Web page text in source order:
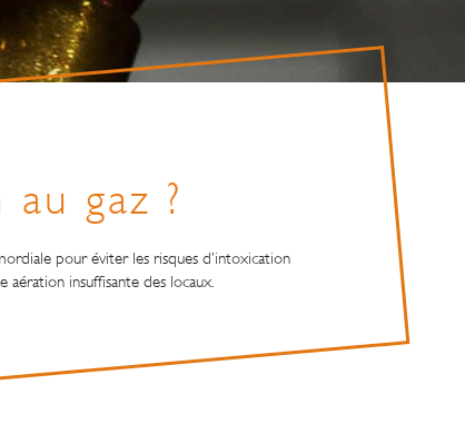
gaz ?
pour éviter les risques d’intoxication
aération insuffisante des locaux.